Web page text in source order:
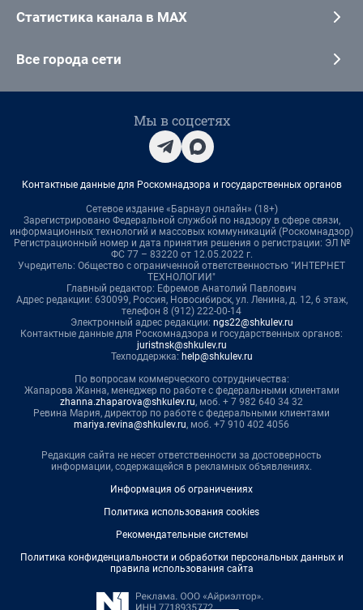
Статистика канала в MAX
Все города сети
Мы в соцсетях
Контактные данные для Роскомнадзора и государственных органов
Сетевое издание «Барнаул онлайн» (18+)
Зарегистрировано Федеральной службой по надзору в сфере связи,
информационных технологий и массовых коммуникаций (Роскомнадзор)
Регистрационный номер и дата принятия решения о регистрации: ЭЛ №
ФС 77 – 83220 от 12.05.2022 г.
Учредитель: Общество с ограниченной ответственностью "ИНТЕРНЕТ
ТЕХНОЛОГИИ"
Главный редактор: Ефремов Анатолий Павлович
Адрес редакции: 630099, Россия, Новосибирск, ул. Ленина, д. 12, 6 этаж,
телефон 8 (912) 222-00-14
Электронный адрес редакции: ngs22@shkulev.ru
Контактные данные для Роскомнадзора и государственных органов:
juristnsk@shkulev.ru
Техподдержка: help@shkulev.ru
По вопросам коммерческого сотрудничества:
Жапарова Жанна, менеджер по работе с федеральными клиентами
zhanna.zhaparova@shkulev.ru, моб. + 7 982 640 34 32
Ревина Мария, директор по работе с федеральными клиентами
mariya.revina@shkulev.ru, моб. +7 910 402 4056
Редакция сайта не несет ответственности за достоверность
информации, содержащейся в рекламных объявлениях.
Информация об ограничениях
Политика использования cookies
Рекомендательные системы
Политика конфиденциальности и обработки персональных данных и
правила использования сайта